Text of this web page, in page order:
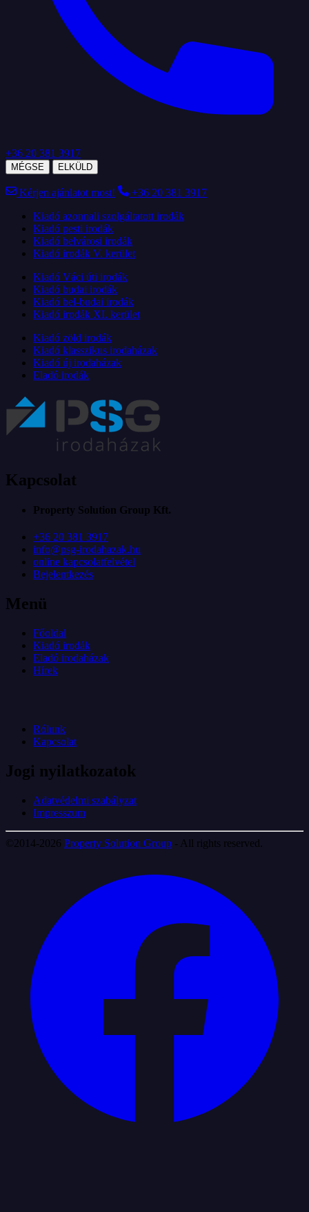
+36 20 381 3917
MÉGSE ELKÜLD
Kérjen ajánlatot most!
+36 20 381 3917
Kiadó azonnali szolgáltatott irodák
Kiadó pesti irodák
Kiadó belvárosi irodák
Kiadó irodák V. kerület
Kiadó Váci úti irodák
Kiadó budai irodák
Kiadó bel-budai irodák
Kiadó irodák XI. kerület
Kiadó zöld irodák
Kiadó klasszikus irodaházak
Kiadó új irodaházak
Eladó irodák
Kapcsolat
Property Solution Group Kft.
+36 20 381 3917
info@psg-irodahazak.hu
online kapcsolatfelvétel
Bejelentkezés
Menü
Főoldal
Kiadó irodák
Eladó irodaházak
Hírek
Rólunk
Kapcsolat
Jogi nyilatkozatok
Adatvédelmi szabályzat
Impresszum
©2014-2026 Property Solution Group - All rights reserved.